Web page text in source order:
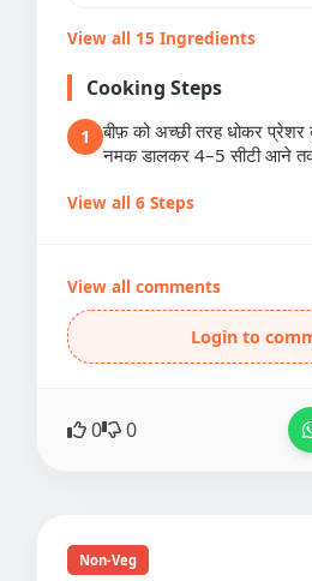
View all 15 Ingredients
Cooking Steps
1
बीफ़ को अच्छी तरह धोकर
नमक डालकर 4–5 सीटी आने
View all 6 Steps
View all comments
Login to
0 0
Non-Veg